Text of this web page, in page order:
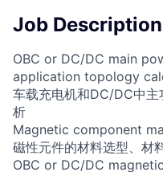
Job Description
OBC or DC/DC main
application topology
车载充电机和DC/DC中
析
Magnetic component
磁性元件的材料选型、材
OBC or DC/DC